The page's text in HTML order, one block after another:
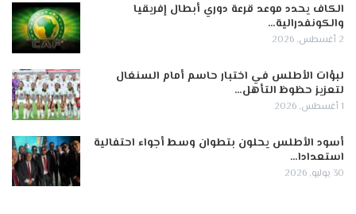
الكاف يحدد موعد قرعة دوري أبطال إفريقيا
والكونفدرالية…
2 أغسطس, 2026
لبؤات الأطلس في اختبار حاسم أمام السنغال
لتعزيز حظوظ التأهل…
1 أغسطس, 2026
أسود الأطلس يحلون بتطوان وسط أجواء احتفالية
استعدادا…
30 يوليو, 2026